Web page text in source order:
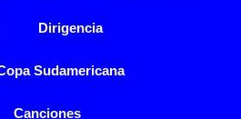
Dirigencia
Sudamericana
Canciones